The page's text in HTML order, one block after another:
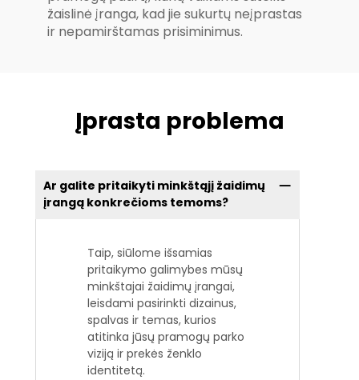
žaislinė įranga, kad jie sukurtų neįprastas
ir nepamirštamas prisiminimus.
Įprasta problema
Ar galite pritaikyti minkštąjį žaidimų
įrangą konkrečioms temoms?
Taip, siūlome išsamias
pritaikymo galimybes mūsų
minkštajai žaidimų įrangai,
leisdami pasirinkti dizainus,
spalvas ir temas, kurios
atitinka jūsų pramogų parko
viziją ir prekės ženklo
identitetą.